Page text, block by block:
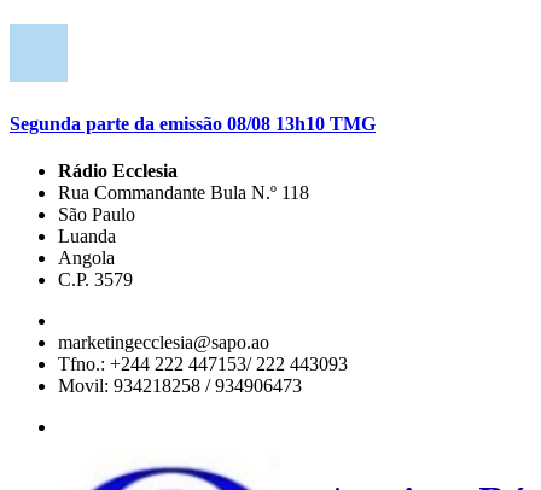
Segunda parte da emissão 08/08 13h10 TMG
Rádio Ecclesia
Rua Commandante Bula N.º 118
São Paulo
Luanda
Angola
C.P. 3579
marketingecclesia@sapo.ao
Tfno.: +244 222 447153/ 222 443093
Movil: 934218258 / 934906473